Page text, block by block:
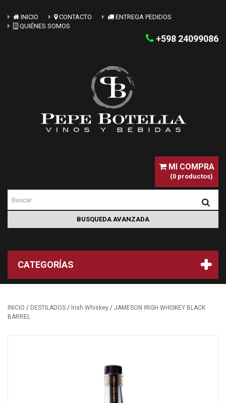
INICIO CONTACTO
ENTREGA PEDIDOS
QUIÉNES SOMOS
+598 24099086
MI COMPRA
(0 productos)
CATEGORÍAS
INICIO / DESTILADOS / Irish Whiskey / JAMESON IRISH WHISKEY BLACK
BARREL